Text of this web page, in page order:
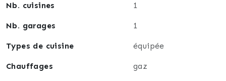
Nb. cuisines 1
Nb. garages 1
Types de cuisine équipée
Chauffages gaz